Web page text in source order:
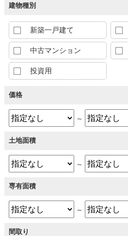
建物種別
新築一戸建て
中古マンション
投資用
価格
～
土地面積
～
専有面積
～
間取り